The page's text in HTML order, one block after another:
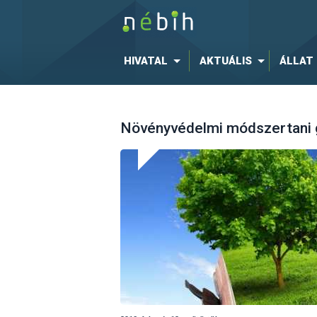
HIVATAL AKTUÁLIS ÁLLAT
Növényvédelmi módszertani